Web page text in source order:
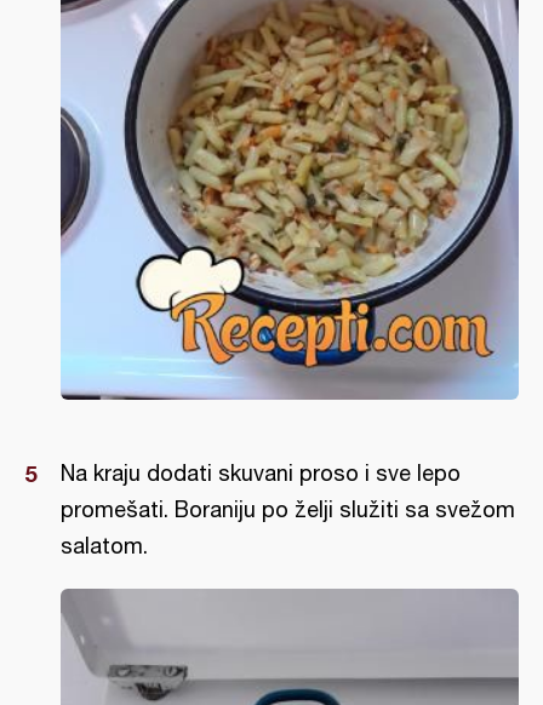
Na kraju dodati skuvani proso i sve lepo
promešati. Boraniju po želji služiti sa svežom
salatom.